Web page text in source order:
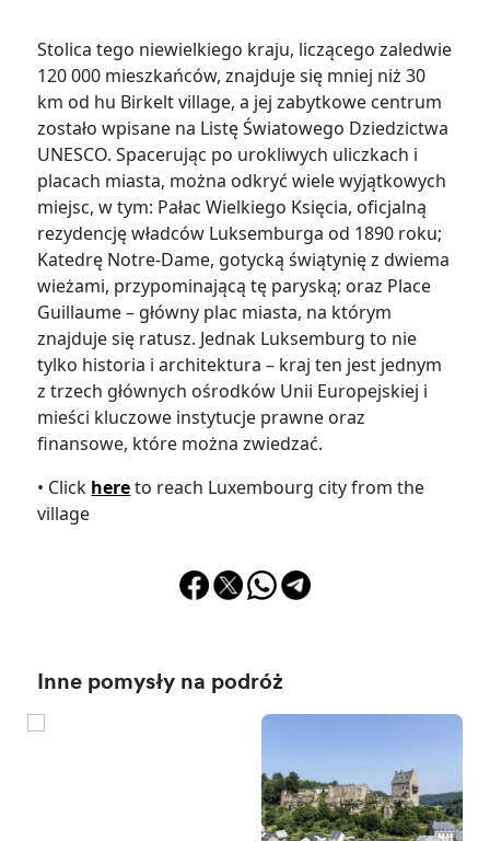
Stolica tego niewielkiego kraju, liczącego zaledwie
120 000 mieszkańców, znajduje się mniej niż 30
km od hu Birkelt village, a jej zabytkowe centrum
zostało wpisane na Listę Światowego Dziedzictwa
UNESCO. Spacerując po urokliwych uliczkach i
placach miasta, można odkryć wiele wyjątkowych
miejsc, w tym: Pałac Wielkiego Księcia, oficjalną
rezydencję władców Luksemburga od 1890 roku;
Katedrę Notre-Dame, gotycką świątynię z dwiema
wieżami, przypominającą tę paryską; oraz Place
Guillaume – główny plac miasta, na którym
znajduje się ratusz. Jednak Luksemburg to nie
tylko historia i architektura – kraj ten jest jednym
z trzech głównych ośrodków Unii Europejskiej i
mieści kluczowe instytucje prawne oraz
finansowe, które można zwiedzać.
• Click hereto reach Luxembourg city from the
village
Inne pomysły na podróż